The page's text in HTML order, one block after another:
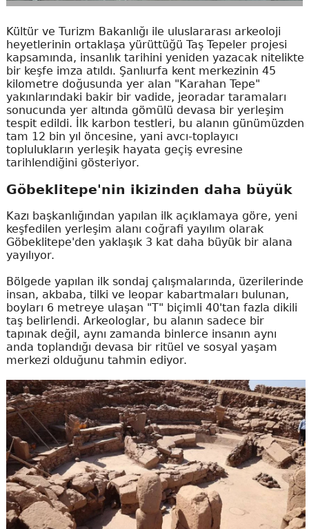
Kültür ve Turizm Bakanlığı ile uluslararası arkeoloji
heyetlerinin ortaklaşa yürüttüğü Taş Tepeler projesi
kapsamında, insanlık tarihini yeniden yazacak nitelikte
bir keşfe imza atıldı. Şanlıurfa kent merkezinin 45
kilometre doğusunda yer alan "Karahan Tepe"
yakınlarındaki bakir bir vadide, jeoradar taramaları
sonucunda yer altında gömülü devasa bir yerleşim
tespit edildi. İlk karbon testleri, bu alanın günümüzden
tam 12 bin yıl öncesine, yani avcı-toplayıcı
toplulukların yerleşik hayata geçiş evresine
tarihlendiğini gösteriyor.
Göbeklitepe'nin ikizinden daha büyük
Kazı başkanlığından yapılan ilk açıklamaya göre, yeni
keşfedilen yerleşim alanı coğrafi yayılım olarak
Göbeklitepe'den yaklaşık 3 kat daha büyük bir alana
yayılıyor.
Bölgede yapılan ilk sondaj çalışmalarında, üzerilerinde
insan, akbaba, tilki ve leopar kabartmaları bulunan,
boyları 6 metreye ulaşan "T" biçimli 40'tan fazla dikili
taş belirlendi. Arkeologlar, bu alanın sadece bir
tapınak değil, aynı zamanda binlerce insanın aynı
anda toplandığı devasa bir ritüel ve sosyal yaşam
merkezi olduğunu tahmin ediyor.